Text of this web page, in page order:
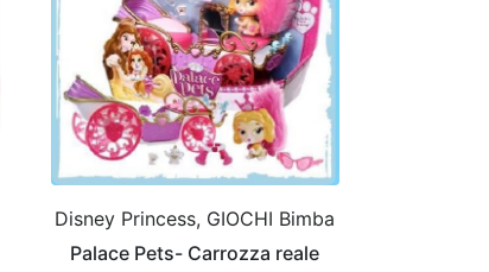
Disney Princess, GIOCHI Bimba
Palace Pets- Carrozza reale